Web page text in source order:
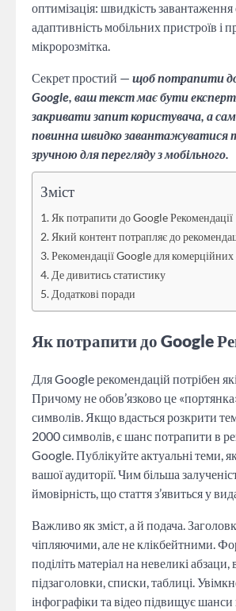
оптимізація: швидкість завантаження
адаптивність мобільних пристроїв і
мікророзмітка.
Секрет простий — щоб потрапити
Google, ваш текст має бути
закривати запит користувача, а
повинна швидко завантажуватися
зручною для перегляду з мобільного.
Зміст
Як потрапити до Google Рекомендації
Який контент потрапляє до
Рекомендації Google для комерційних
Де дивитись статистику
Додаткові поради
Як потрапити до Google
Для Google рекомендацій потрібен
Причому не обов’язково це
символів. Якщо вдасться розкрити
2000 символів, є шанс потрапити в
Google. Публікуйте актуальні теми,
вашої аудиторії. Чим більша
ймовірність, що стаття з’явиться у
Важливо як зміст, а й подача.
чіпляючими, але не клікбейтними.
поділіть матеріал на невеликі
підзаголовки, списки, таблиці.
інфографіки та відео підвищує